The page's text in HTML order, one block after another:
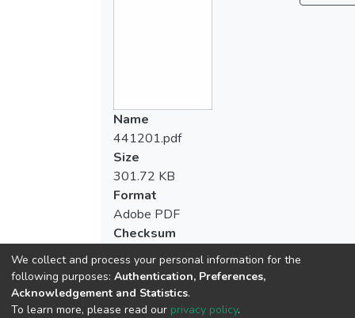
Name
441201.pdf
Size
301.72 KB
Format
Adobe PDF
Checksum
We collect and process your personal information for the
following purposes: Authentication, Preferences,
Acknowledgement and Statistics.
To learn more, please read our privacy policy.